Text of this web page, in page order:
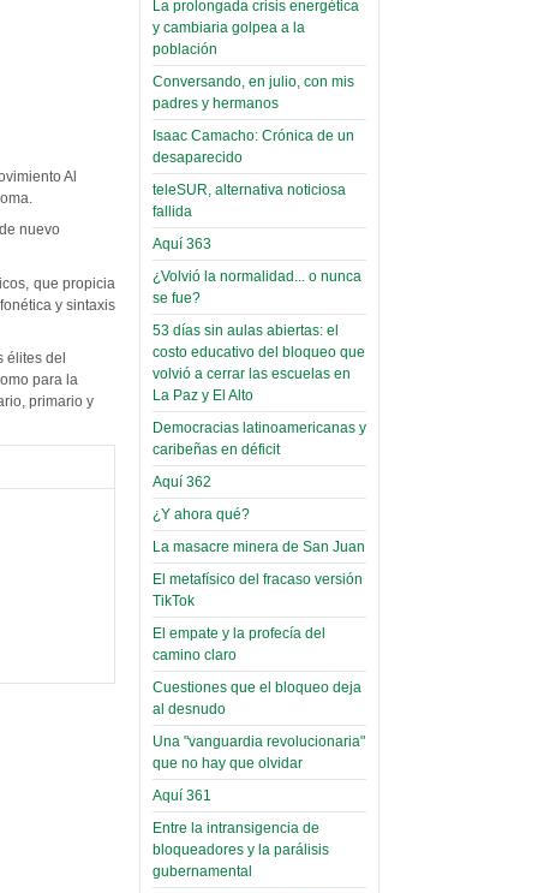
Al
nuevo
que propicia
y sintaxis
del
para la
primario y
Leer Más...
Trabajo Social de la UMSA
volverá a las urnas para elegir a
su directora
Sábado, 14 Octubre 2023
Leer Más...
Candidatos del MAS se
presentarán en la UMSA
Jueves, 14 Septiembre 2023
Leer Más...
Carrera de Geografía realiza
Segundo Congreso Nacional
Viernes, 14 Octubre 2022
Leer Más...
Docentes y estudiantes de
Trabajo Social de la UMSA
elegirán directora
Viernes, 14 Octubre 2022
Leer Más...
“Tuna Femenina San Andrés”
toca y canta con coraje
Miércoles, 14 Septiembre 2022
Leer Más...
Posesionan a dirigentes de
Asociación de Docentes
Domingo, 14 Agosto 2022
Leer Más...
Read more...
Infierno Covid
parte VI:
Gabinete de
Áñez se atribuye
construcción de
hospitales
prefabricados en
la que no tuvo
participación;
más de 24 horas
después rectifica
parcialmente
El Infamatorio
Miércoles, 09 Diciembre 2020
Read more...
Interpretación
de un álbum de
narco-fotos
(Miscelánea
Palaciega 8)
El Infamatorio
Miércoles, 19 Junio 2019
Read more...
Cosmética
descolonizadora
(Miscelánea
palaciega 7)
El Infamatorio
Lunes, 27 Mayo 2019
La prolongada crisis energética
y cambiaria golpea a la
población
Conversando, en julio, con mis
padres y hermanos
Isaac Camacho: Crónica de un
desaparecido
teleSUR, alternativa noticiosa
fallida
Aquí 363
¿Volvió la normalidad... o nunca
se fue?
53 días sin aulas abiertas: el
costo educativo del bloqueo que
volvió a cerrar las escuelas en
La Paz y El Alto
Democracias latinoamericanas y
caribeñas en déficit
Aquí 362
¿Y ahora qué?
La masacre minera de San Juan
El metafísico del fracaso versión
TikTok
El empate y la profecía del
camino claro
Cuestiones que el bloqueo deja
al desnudo
Una "vanguardia revolucionaria"
que no hay que olvidar
Aquí 361
Entre la intransigencia de
bloqueadores y la parálisis
gubernamental